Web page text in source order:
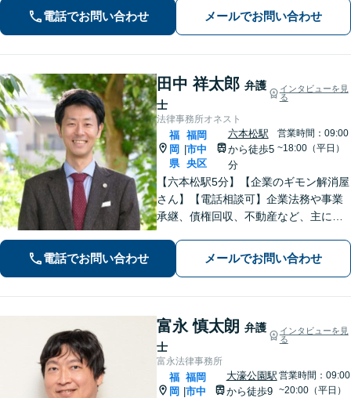
法務、顧客とのトラブル、予防法務も
お任せ【六本松駅2分】
電話でお問い合わせ メールでお問い合わせ
田中 祥太郎 弁護
士
インタビューを見
る
法律事務所オネスト
福
岡
県
福岡
市中
央区
六本松駅
から徒歩5
分
営業時間：09:00
~18:00（平日）
【六本松駅5分】【企業のギモン解消屋
さん】【電話相談可】企業法務や事業
承継、債権回収、不動産など、主に企
のみなさまが安心して本業に専念でき
るよう、法律に関するちょっとした疑
電話でお問い合わせ メールでお問い合わせ
富永 慎太朗 弁護
士
インタビューを見
る
富永法律事務所
福
岡
福岡
市中
大濠公園駅
から徒歩9
営業時間：09:00
~20:00（平日）